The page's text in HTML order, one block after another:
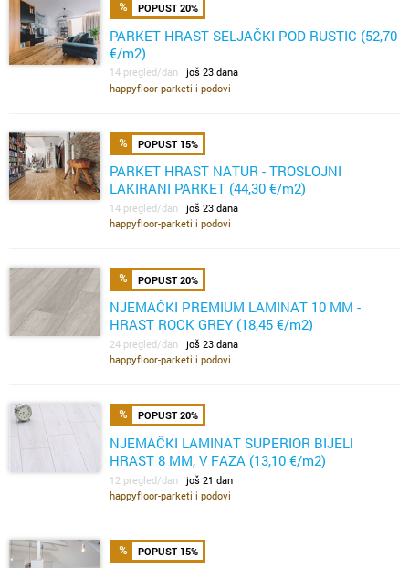
POPUST 20%
PARKET HRAST SELJAČKI POD RUSTIC (52,70
€/m2)
14 pregled/dan još 23 dana
happyfloor-parketi i podovi
POPUST 15%
PARKET HRAST NATUR - TROSLOJNI
LAKIRANI PARKET (44,30 €/m2)
14 pregled/dan još 23 dana
happyfloor-parketi i podovi
POPUST 20%
NJEMAČKI PREMIUM LAMINAT 10 MM -
HRAST ROCK GREY (18,45 €/m2)
24 pregled/dan još 23 dana
happyfloor-parketi i podovi
POPUST 20%
NJEMAČKI LAMINAT SUPERIOR BIJELI
HRAST 8 MM, V FAZA (13,10 €/m2)
12 pregled/dan još 21 dan
happyfloor-parketi i podovi
POPUST 15%